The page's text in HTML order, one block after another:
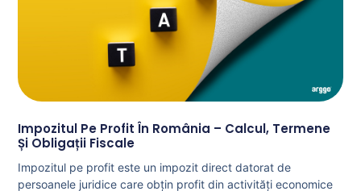
Impozitul Pe Profit În România – Calcul, Termene
Și Obligații Fiscale
Impozitul pe profit este un impozit direct datorat de
persoanele juridice care obțin profit din activități economice